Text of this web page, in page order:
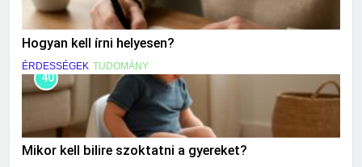
Hogyan kell írni helyesen?
ÉRDESSÉGEK TUDOMÁNY
40
Mikor kell bilire szoktatni a gyereket?